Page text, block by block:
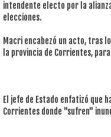
intendente electo por la alianza
elecciones.
Macri encabezó un acto, tras
la provincia de Corrientes,
El jefe de Estado enfatizó que
Corrientes donde "sufren"